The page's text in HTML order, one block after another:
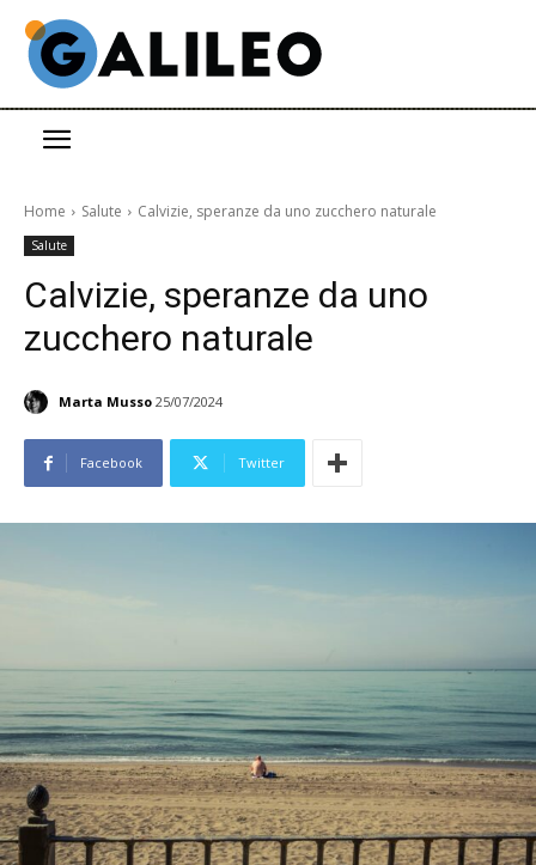
Home Salute Calvizie, speranze da uno zucchero naturale
Salute
Calvizie, speranze da uno
zucchero naturale
Marta Musso 25/07/2024
Facebook Twitter